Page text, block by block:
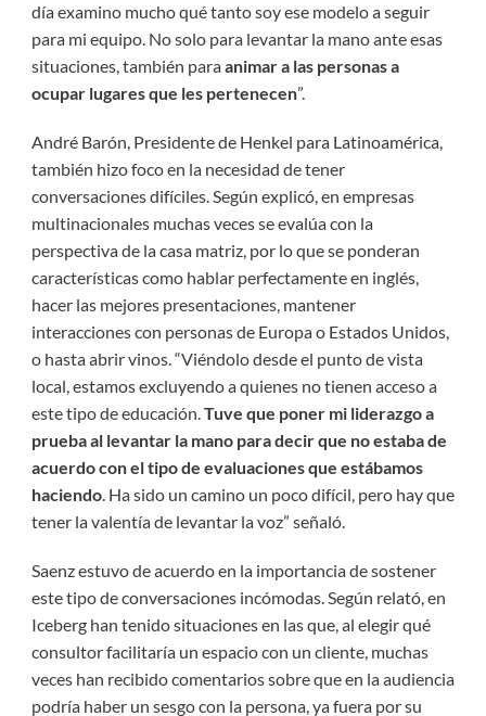
día examino mucho qué tanto soy ese modelo a seguir
para mi equipo. No solo para levantar la mano ante esas
situaciones, también paraanimar a las personas a
ocupar lugares que les pertenecen”.
André Barón, Presidente de Henkel para Latinoamérica,
también hizo foco en la necesidad de tener
conversaciones difíciles. Según explicó, en empresas
multinacionales muchas veces se evalúa con la
perspectiva de la casa matriz, por lo que se ponderan
características como hablar perfectamente en inglés,
hacer las mejores presentaciones, mantener
interacciones con personas de Europa o Estados Unidos,
o hasta abrir vinos. “Viéndolo desde el punto de vista
local, estamos excluyendo a quienes no tienen acceso a
este tipo de educación.Tuve que poner mi liderazgo a
prueba al levantar la mano para decir que no estaba de
acuerdo con el tipo de evaluaciones que estábamos
haciendo. Ha sido un camino un poco difícil, pero hay que
tener la valentía de levantar la voz” señaló.
Saenz estuvo de acuerdo en la importancia de sostener
este tipo de conversaciones incómodas. Según relató, en
Iceberg han tenido situaciones en las que, al elegir qué
consultor facilitaría un espacio con un cliente, muchas
veces han recibido comentarios sobre que en la audiencia
podría haber un sesgo con la persona, ya fuera por su